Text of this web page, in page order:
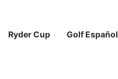
Ryder Cup Golf Español